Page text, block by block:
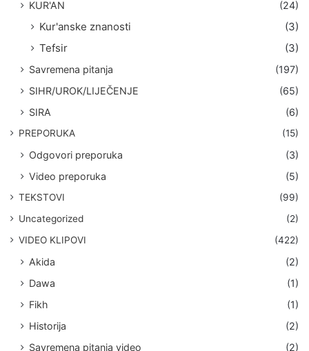
KUR'AN (24)
Kur'anske znanosti
(3)
Tefsir
(3)
Savremena pitanja
(197)
SIHR/UROK/LIJEČENJE
(65)
SIRA
(6)
PREPORUKA (15)
Odgovori preporuka
(3)
Video preporuka
(5)
TEKSTOVI
(99)
Uncategorized
(2)
VIDEO KLIPOVI
(422)
Akida
(2)
Dawa
(1)
Fikh
(1)
Historija
(2)
Savremena pitanja video
(2)